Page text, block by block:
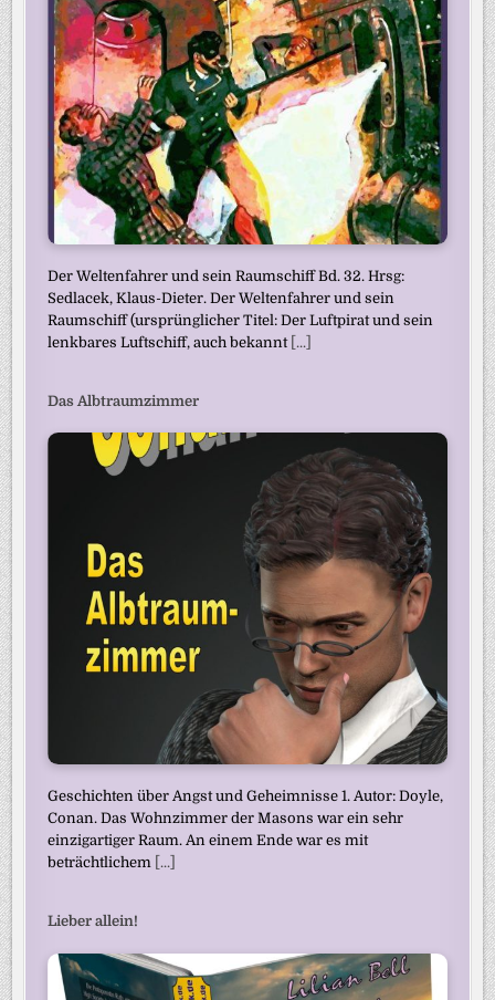
Der Weltenfahrer und sein Raumschiff Bd. 32. Hrsg:
Sedlacek, Klaus-Dieter. Der Weltenfahrer und sein
Raumschiff (ursprünglicher Titel: Der Luftpirat und sein
lenkbares Luftschiff, auch bekannt [...]
Das Albtraumzimmer
Geschichten über Angst und Geheimnisse 1. Autor: Doyle,
Conan. Das Wohnzimmer der Masons war ein sehr
einzigartiger Raum. An einem Ende war es mit
beträchtlichem [...]
Lieber allein!